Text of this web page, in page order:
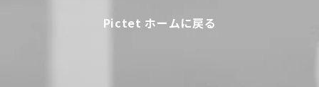
Pictet ホームに戻る